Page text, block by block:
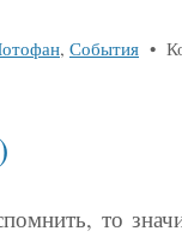
, События •
то